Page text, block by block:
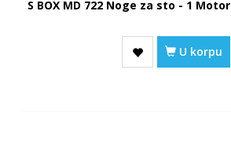
S BOX MD 722 Noge za sto - 1 Motor
U korpu